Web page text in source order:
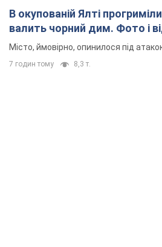
В окупованій Ялті
валить чорний дим. Фото і
Місто, ймовірно, опинилося під
7 годин тому 8,3 т.